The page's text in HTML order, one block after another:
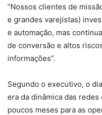
“Nossos clientes de
e grandes varejistas)
e automação, mas
de conversão e altos
informações”.
Segundo o executivo, o
era da dinâmica das
poucos meses para as